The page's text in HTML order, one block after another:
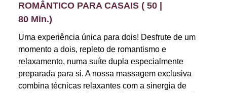
ROMÂNTICO PARA CASAIS ( 50 |
80 Min.)
Uma experiência única para dois! Desfrute de um
momento a dois, repleto de romantismo e
relaxamento, numa suíte dupla especialmente
preparada para si. A nossa massagem exclusiva
combina técnicas relaxantes com a sinergia de